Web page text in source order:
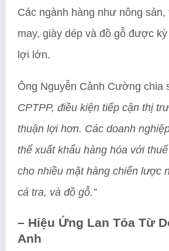
Các ngành hàng như nông sản,
may, giày dép và đồ gỗ được
lợi lớn.
Ông Nguyễn Cảnh Cường chia
CPTPP, điều kiện tiếp cận thị
thuận lợi hơn. Các doanh
thể xuất khẩu hàng hóa với
cho nhiều mặt hàng chiến lược
cá tra, và đồ gỗ.”
– Hiệu Ứng Lan Tỏa Từ
Anh